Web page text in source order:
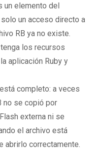
elemento del
un acceso directo a
RB ya no existe.
los recursos
aplicación Ruby y
completo: a veces
no se copió por
externa ni se
el archivo está
abrirlo correctamente.